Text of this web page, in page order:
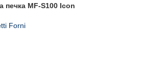
печка MF-S100 Icon
Forni